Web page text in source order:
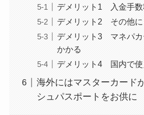
デメリット1 入金手数
デメリット2 その他に
デメリット3 マネパカ
かかる
デメリット4 国内で使
海外にはマスターカード
シュパスポートをお供に